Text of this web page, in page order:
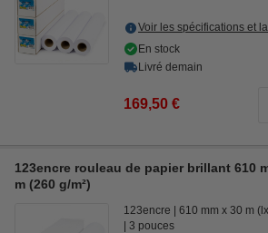
Voir les spécifications et
En stock
Livré demain
169,50 €
123encre rouleau de papier brillant 610
m (260 g/m²)
123encre 610 mm x 30 m
3 pouces